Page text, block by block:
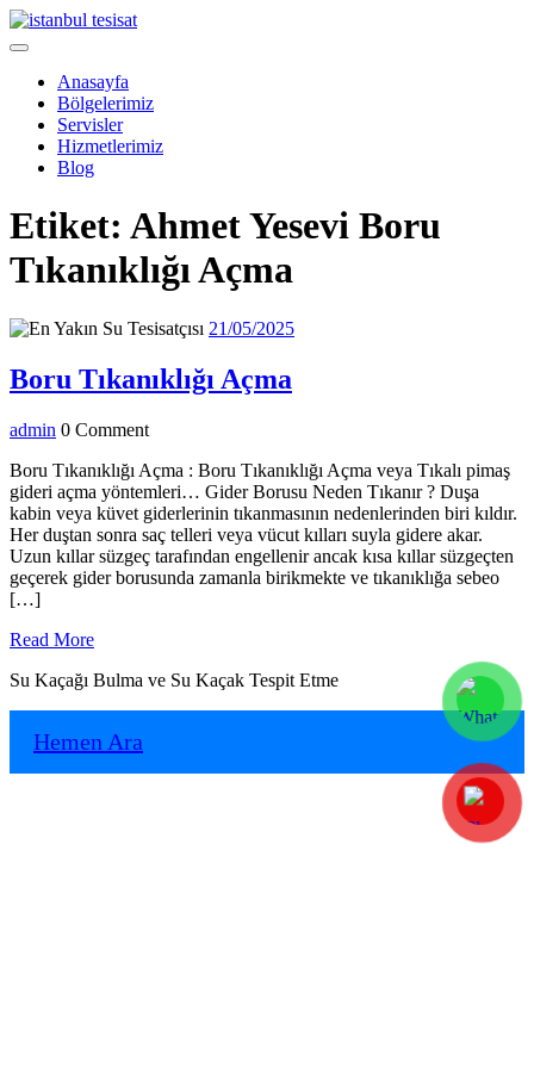
Skip
to
Open
Anasayfa
Bölgelerimiz
Servisler
Hizmetlerimiz
Blog
Menu
Etiket: Ahmet Yesevi Boru
Tıkanıklığı Açma
21/05/202521/05/2025
Boru Tıkanıklığı Açma
admin admin
0 Comment
Boru Tıkanıklığı Açma : Boru Tıkanıklığı Açma veya Tıkalı pimaş
gideri açma yöntemleri… Gider Borusu Neden Tıkanır ? Duşa
kabin veya küvet giderlerinin tıkanmasının nedenlerinden biri kıldır.
Her duştan sonra saç telleri veya vücut kılları suyla gidere akar.
Uzun kıllar süzgeç tarafından engellenir ancak kısa kıllar süzgeçten
geçerek gider borusunda zamanla birikmekte ve tıkanıklığa sebeo
[…]
Read MoreRead
Su Kaçağı Bulma ve Su Kaçak Tespit Etme
Hemen Ara